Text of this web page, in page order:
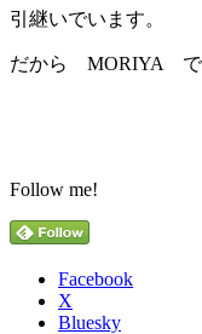
引継いでいます。
だから MORIYA で
Follow me!
Facebook
X
Bluesky